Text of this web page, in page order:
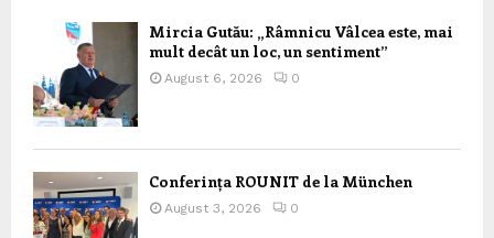
Mircia Gutău: „Râmnicu Vâlcea este, mai
mult decât un loc, un sentiment”
August 6, 2026 0
Conferința ROUNIT de la München
August 3, 2026 0